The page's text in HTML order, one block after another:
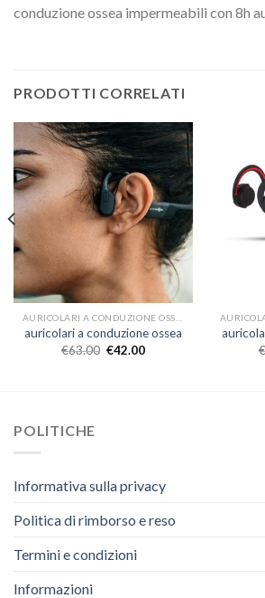
conduzione ossea impermeabili con 8h
PRODOTTI CORRELATI
auricolari a conduzione ossea
€63.00 €42.00
€
POLITICHE
Informativa sulla privacy
Politica di rimborso e reso
Termini e condizioni
Informazioni